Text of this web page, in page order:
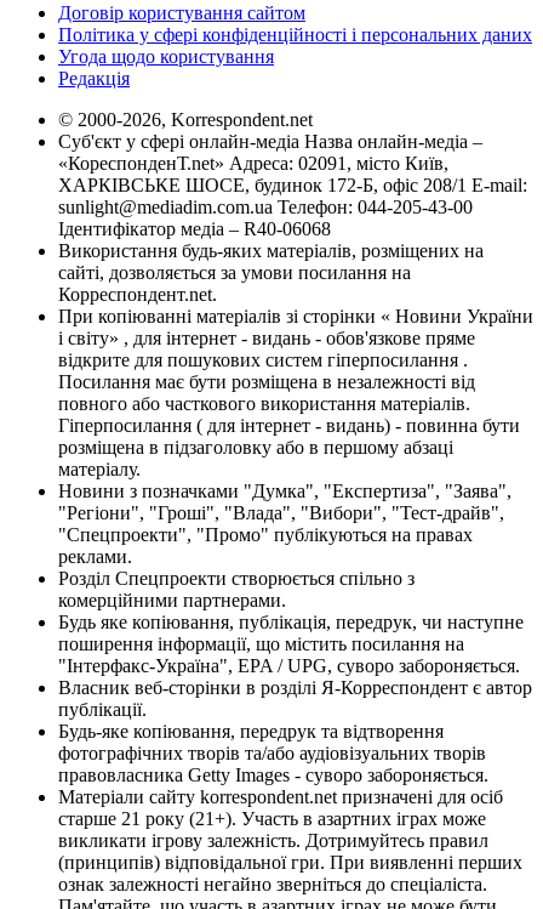
Договір користування сайтом
Політика у сфері конфіденційності і персональних даних
Угода щодо користування
Редакція
© 2000-2026, Korrespondent.net
Суб'єкт у сфері онлайн-медіа Назва онлайн-медіа –
«КореспонденТ.net» Адреса: 02091, місто Київ,
ХАРКІВСЬКЕ ШОСЕ, будинок 172-Б, офіс 208/1 E-mail:
sunlight@mediadim.com.ua Телефон: 044-205-43-00
Ідентифікатор медіа – R40-06068
Використання будь-яких матеріалів, розміщених на
сайті, дозволяється за умови посилання на
Корреспондент.net.
При копіюванні матеріалів зі сторінки « Новини України
і світу» , для інтернет - видань - обов'язкове пряме
відкрите для пошукових систем гіперпосилання .
Посилання має бути розміщена в незалежності від
повного або часткового використання матеріалів.
Гіперпосилання ( для інтернет - видань) - повинна бути
розміщена в підзаголовку або в першому абзаці
матеріалу.
Новини з позначками "Думка", "Експертиза", "Заява",
"Регіони", "Гроші", "Влада", "Вибори", "Тест-драйв",
"Спецпроекти", "Промо" публікуються на правах
реклами.
Розділ Спецпроекти створюється спільно з
комерційними партнерами.
Будь яке копіювання, публікація, передрук, чи наступне
поширення інформації, що містить посилання на
"Інтерфакс-Україна", EPA / UPG, суворо забороняється.
Власник веб-сторінки в розділі Я-Корреспондент є автор
публікації.
Будь-яке копіювання, передрук та відтворення
фотографічних творів та/або аудіовізуальних творів
правовласника Getty Images - суворо забороняється.
Матеріали сайту korrespondent.net призначені для осіб
старше 21 року (21+). Участь в азартних іграх може
викликати ігрову залежність. Дотримуйтесь правил
(принципів) відповідальної гри. При виявленні перших
ознак залежності негайно зверніться до спеціаліста.